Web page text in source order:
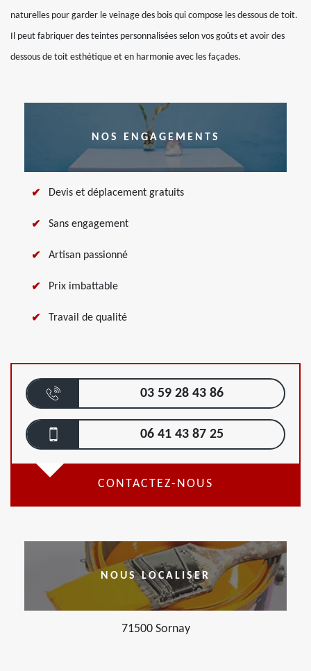
naturelles pour garder le veinage des bois qui compose les dessous de toit.
Il peut fabriquer des teintes personnalisées selon vos goûts et avoir des
dessous de toit esthétique et en harmonie avec les façades.
NOS ENGAGEMENTS
Devis et déplacement gratuits
Sans engagement
Artisan passionné
Prix imbattable
Travail de qualité
03 59 28 43 86
06 41 43 87 25
CONTACTEZ-NOUS
NOUS LOCALISER
71500 Sornay